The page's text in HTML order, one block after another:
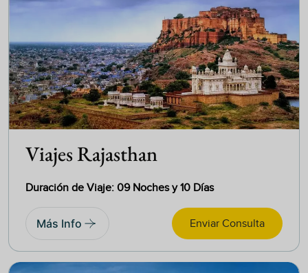
Viajes Rajasthan
Duración de Viaje: 09 Noches y 10 Días
Más Info Enviar Consulta